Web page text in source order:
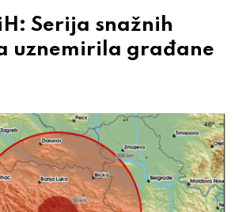
Serija snažnih
uznemirila građane